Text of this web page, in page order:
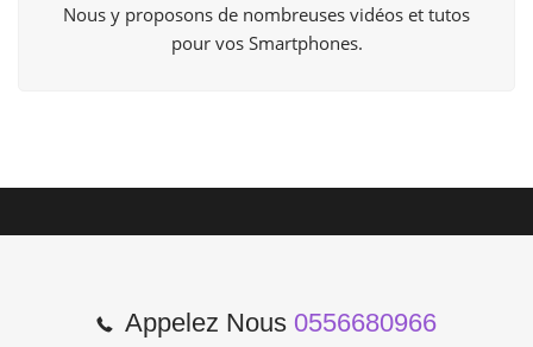
Nous y proposons de nombreuses vidéos et tutos
pour vos Smartphones.
Appelez Nous 0556680966